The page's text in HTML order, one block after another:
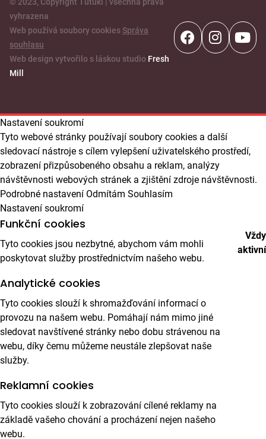
vyhrazena
Web používá soubory cookies Správa
souhlasu
Web design vytvořilo s láskou studio Fresh
Mill
Nastavení soukromí
Tyto webové stránky používají soubory cookies a další
sledovací nástroje s cílem vylepšení uživatelského prostředí,
zobrazení přizpůsobeného obsahu a reklam, analýzy
návštěvnosti webových stránek a zjištění zdroje návštěvnosti.
Podrobné nastavení Odmítám Souhlasím
Nastavení soukromí
Funkční cookies
Tyto cookies jsou nezbytné, abychom vám mohli
poskytovat služby prostřednictvím našeho webu.
Vždy
aktivní
Analytické cookies
Tyto cookies slouží k shromažďování informací o
provozu na našem webu. Pomáhají nám mimo jiné
sledovat navštívené stránky nebo dobu strávenou na
webu, díky čemu můžeme neustále zlepšovat naše
služby.
Reklamní cookies
Tyto cookies slouží k zobrazování cílené reklamy na
základě vašeho chování a procházení nejen našeho
webu.